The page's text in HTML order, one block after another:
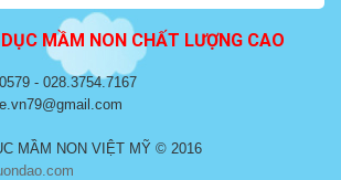
MẦM NON CHẤT LƯỢNG CAO
- 028.3754.7167
MẦM NON VIỆT MỸ © 2016